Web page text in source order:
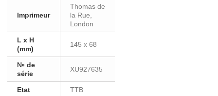
Imprimeur
Thomas de
la Rue,
London
L x H
(mm)
145 x 68
№ de
série
XU927635
Etat TTB